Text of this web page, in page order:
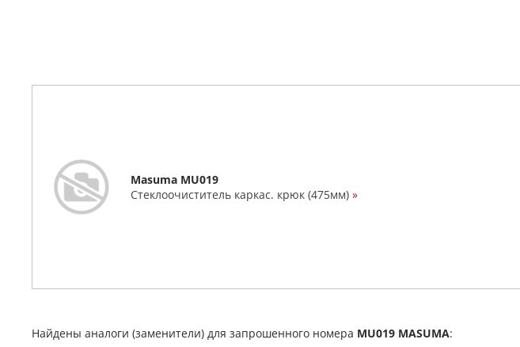
Masuma MU019
Стеклоочиститель каркас. крюк (475мм) »
Найдены аналоги (заменители) для запрошенного номера MU019 MASUMA: